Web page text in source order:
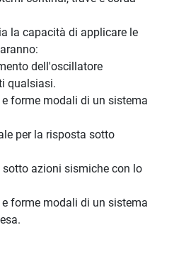
la capacità di applicare le
dell'oscillatore
qualsiasi.
forme modali di un sistema
per la risposta sotto
azioni sismiche con lo
forme modali di un sistema